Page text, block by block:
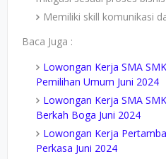
Memiliki skill komunikasi
Baca Juga :
Lowongan Kerja SMA
Pemilihan Umum Juni 2024
Lowongan Kerja SMA
Berkah Boga Juni 2024
Lowongan Kerja
Perkasa Juni 2024